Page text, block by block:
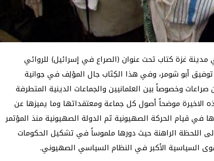
مدينة غزة كتاب تحت عنوان (الصراع في إسرائيل) للروائي
أبو شومر، وفي هذا الكِتَاب جال المؤلِف في جوانية
وخصوصاً بين العلمانيين والجماعات الدينية المتطرفة
موضحاً أصول كل جماعة ومعتقداتها وما يميزها عن
في قيام الحركة الصهيونية ثم الدولة الصهيونية منذ المؤتمر
الأول في بازل في سويسرا 1897 إلى اللحظة الراهنة حيث دورها ملموساً في تشكيل الحكومات
السياسية الأكبر في النظام السياسي الصهيوني.